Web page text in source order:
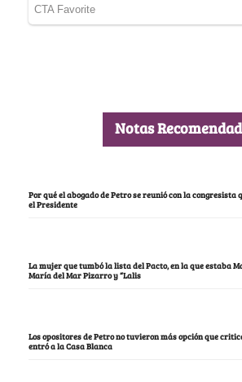
Notas
Por qué el abogado de Petro se reunió con la congresista
el Presidente
La mujer que tumbó la lista del Pacto, en la que estaba
María del Mar Pizarro y “Lalis
Los opositores de Petro no tuvieron más opción que
entró a la Casa Blanca